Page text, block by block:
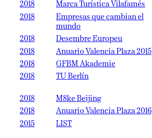
2018
Marca Turística Vilafamés
2018
Empresas que cambian el
mundo
2018 Desembre Europeu
2018
Anuario Valencia Plaza 2015
2018
GFBM Akademie
2018
TU Berlín
2018
M8ke Beijing
2018
Anuario Valencia Plaza 2016
2015
LIST